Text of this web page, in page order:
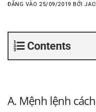
ĐĂNG VÀO25/09/2019 BỞI
Contents
A. Mệnh lệnh